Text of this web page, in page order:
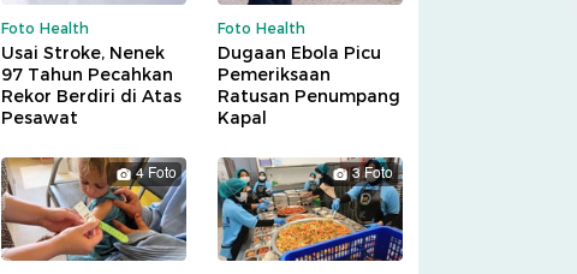
Foto Health
Usai Stroke, Nenek
97 Tahun Pecahkan
Rekor Berdiri di Atas
Pesawat
Foto Health
Dugaan Ebola Picu
Pemeriksaan
Ratusan Penumpang
Kapal
4 Foto 3 Foto